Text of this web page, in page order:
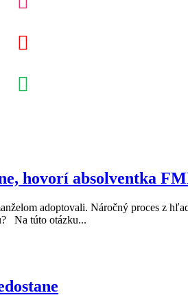
hovorí absolventka
adoptovali. Náročný proces z
Na túto otázku...